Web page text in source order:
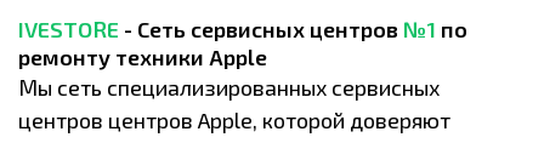
IVESTORE - Сеть сервисных центров №1 по
ремонту техники Apple
Мы сеть специализированных сервисных
центров центров Apple, которой доверяют